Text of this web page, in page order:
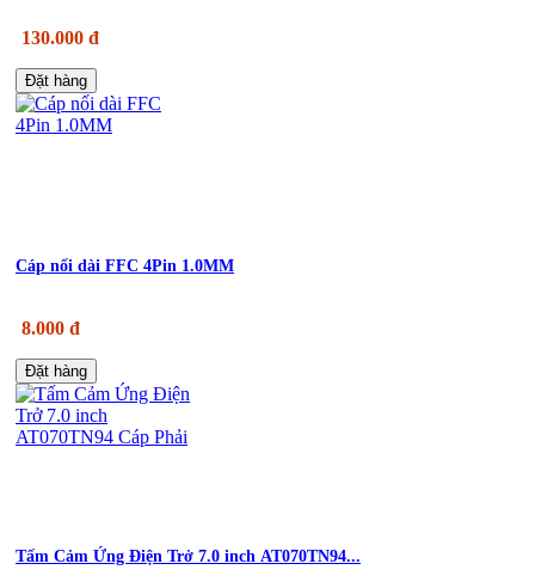
130.000 đ
Đặt hàng
Cáp nối dài FFC 4Pin 1.0MM
8.000 đ
Đặt hàng
Tấm Cảm Ứng Điện Trở 7.0 inch AT070TN94...